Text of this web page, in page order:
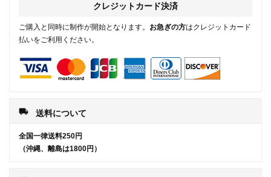
クレジットカード決済
ご購入と同時に制作が開始となります。 お急ぎの方はクレジットカード
払いをご利用ください。
local_shipping 送料について
全国一律送料250円
（沖縄、離島は1800円）